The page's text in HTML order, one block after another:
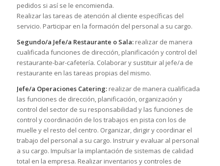
pedidos si así se le encomienda.
Realizar las tareas de atención al cliente específicas del
servicio. Participar en la formación del personal a su cargo.
Segundo/a Jefe/a Restaurante o Sala:realizar de manera
cualificada funciones de dirección, planificación y control del
restaurante-bar-cafetería. Colaborar y sustituir al jefe/a de
restaurante en las tareas propias del mismo.
Jefe/a Operaciones Catering:realizar de manera cualificada
las funciones de dirección, planificación, organización y
control del sector de su responsabilidad y las funciones de
control y coordinación de los trabajos en pista con los de
muelle y el resto del centro. Organizar, dirigir y coordinar el
trabajo del personal a su cargo. Instruir y evaluar al personal
a su cargo. Impulsar la implantación de sistemas de calidad
total en la empresa. Realizar inventarios y controles de